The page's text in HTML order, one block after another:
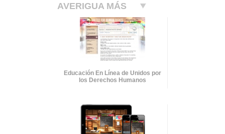
AVERIGUA MÁS
Educación En Línea de Unidos por
los Derechos Humanos